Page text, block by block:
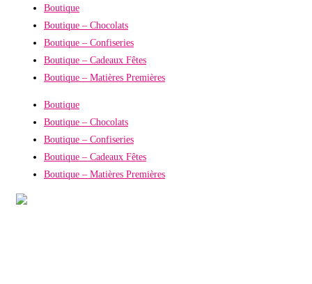
Boutique
Boutique – Chocolats
Boutique – Confiseries
Boutique – Cadeaux Fêtes
Boutique – Matières Premières
Boutique
Boutique – Chocolats
Boutique – Confiseries
Boutique – Cadeaux Fêtes
Boutique – Matières Premières